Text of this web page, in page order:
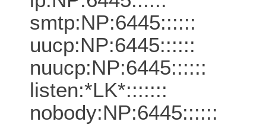
smtp:NP:6445::::::
uucp:NP:6445::::::
nuucp:NP:6445::::::
listen:*LK*:::::::
nobody:NP:6445::::::